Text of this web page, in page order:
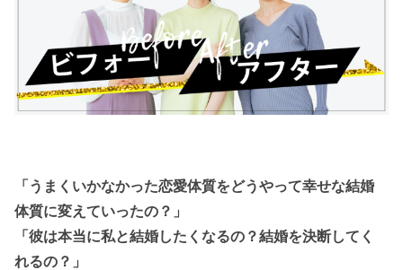
「うまくいかなかった恋愛体質をどうやって幸せな結婚
体質に変えていったの？」
「彼は本当に私と結婚したくなるの？結婚を決断してく
れるの？」